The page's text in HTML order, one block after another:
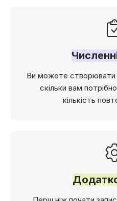
Ви можете створювати
скільки вам
кількість